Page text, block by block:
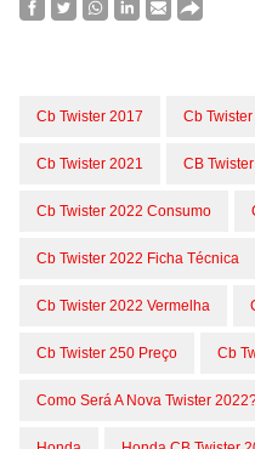
Cb Twister 2017 Cb
Cb Twister 2021 CB
Cb Twister 2022 Consumo
Cb Twister 2022 Ficha Técnica
Cb Twister 2022 Vermelha
Cb Twister 250 Preço Cb
Como Será A Nova Twister